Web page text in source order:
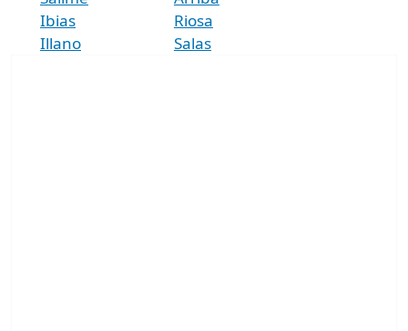
Ibias
Illano
Riosa
Salas